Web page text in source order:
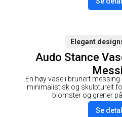
Elegant
Audo Stance
En høy vase i brunert
minimalistisk og skulpturelt
blomster og grener
Se